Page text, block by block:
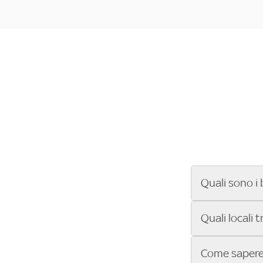
Quali sono i
Se cerchi un
ENILIVE, la
Sky Bar ti
Quali locali
Vuoi sapere
Come